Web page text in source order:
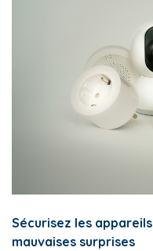
Sécurisez les
mauvaises surprises